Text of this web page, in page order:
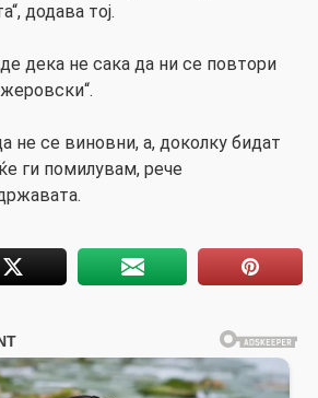
додава тој.
дека не сака да ни се повтори
не се виновни, а, доколку бидат
ги помилувам, рече